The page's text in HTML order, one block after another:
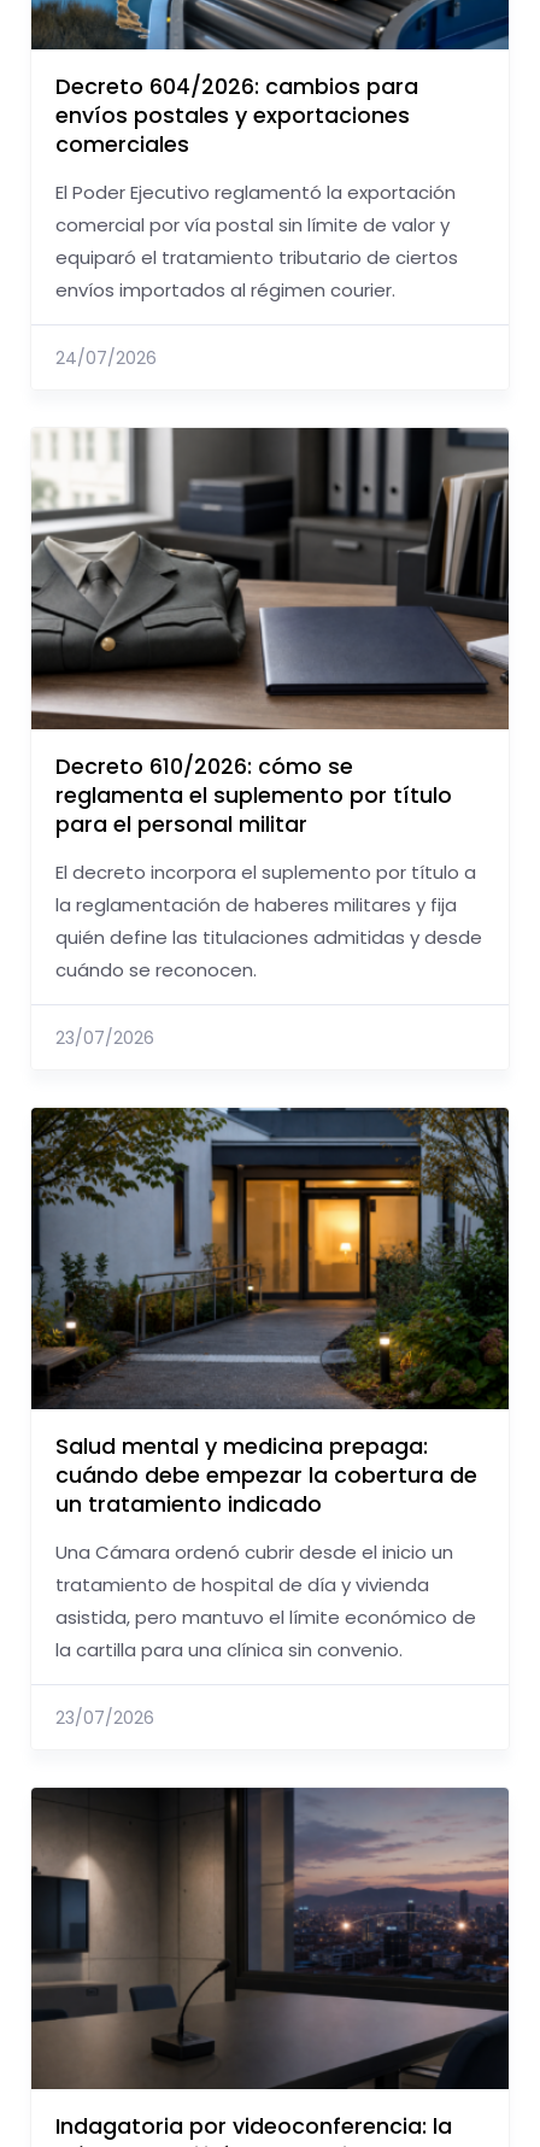
Decreto 604/2026: cambios para
envíos postales y exportaciones
comerciales
El Poder Ejecutivo reglamentó la exportación
comercial por vía postal sin límite de valor y
equiparó el tratamiento tributario de ciertos
envíos importados al régimen courier.
24/07/2026
Decreto 610/2026: cómo se
reglamenta el suplemento por título
para el personal militar
El decreto incorpora el suplemento por título a
la reglamentación de haberes militares y fija
quién define las titulaciones admitidas y desde
cuándo se reconocen.
23/07/2026
Salud mental y medicina prepaga:
cuándo debe empezar la cobertura de
un tratamiento indicado
Una Cámara ordenó cubrir desde el inicio un
tratamiento de hospital de día y vivienda
asistida, pero mantuvo el límite económico de
la cartilla para una clínica sin convenio.
23/07/2026
Indagatoria por videoconferencia: la